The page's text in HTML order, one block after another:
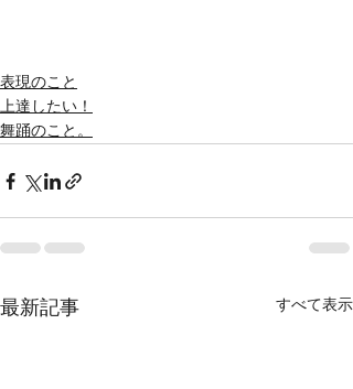
表現のこと
上達したい！
舞踊のこと。
最新記事 すべて表示